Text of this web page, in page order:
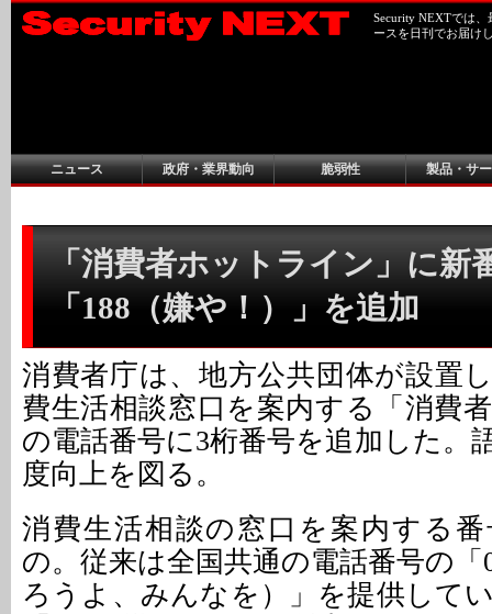
Security NEXTでは
ースを日刊でお届け
ニュース 政府・業界動向 脆弱性 製品・サ
「消費者ホットライン」に新
「188（嫌や！）」を追加
消費者庁は、地方公共団体が設置
費生活相談窓口を案内する「消費
の電話番号に3桁番号を追加した。
度向上を図る。
消費生活相談の窓口を案内する
の。従来は全国共通の電話番号の「
ろうよ、みんなを）」を提供して